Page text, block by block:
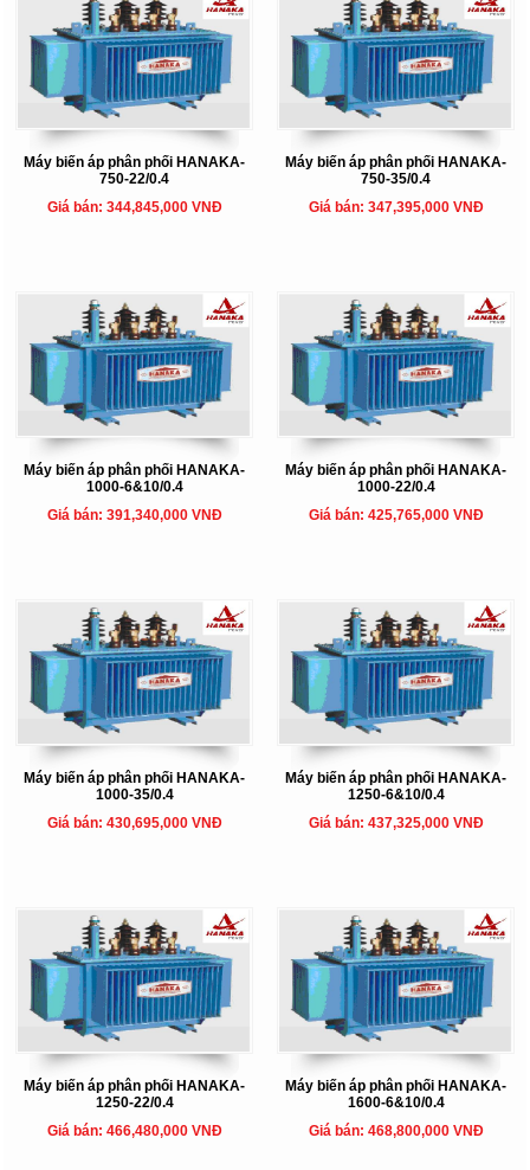
Máy biến áp phân phối HANAKA-
750-22/0.4
Giá bán: 344,845,000 VNĐ
Máy biến áp phân phối HANAKA-
750-35/0.4
Giá bán: 347,395,000 VNĐ
Máy biến áp phân phối HANAKA-
1000-6&10/0.4
Giá bán: 391,340,000 VNĐ
Máy biến áp phân phối HANAKA-
1000-22/0.4
Giá bán: 425,765,000 VNĐ
Máy biến áp phân phối HANAKA-
1000-35/0.4
Giá bán: 430,695,000 VNĐ
Máy biến áp phân phối HANAKA-
1250-6&10/0.4
Giá bán: 437,325,000 VNĐ
Máy biến áp phân phối HANAKA-
1250-22/0.4
Giá bán: 466,480,000 VNĐ
Máy biến áp phân phối HANAKA-
1600-6&10/0.4
Giá bán: 468,800,000 VNĐ